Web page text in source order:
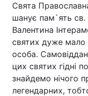
Свята
шанує пам`ять св.
Валентина
святих дуже мало
особа.
цих святих гідні
знайдемо нічого
легендарних,